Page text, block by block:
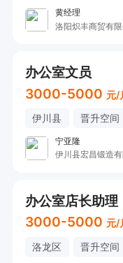
黄经理
洛阳炽丰商贸有限
办公室文员
3000-5000 元/
伊川县 晋升空间
宁亚隆
伊川县宏昌锻造
办公室店长助
3000-5000 元/
洛龙区 晋升空间